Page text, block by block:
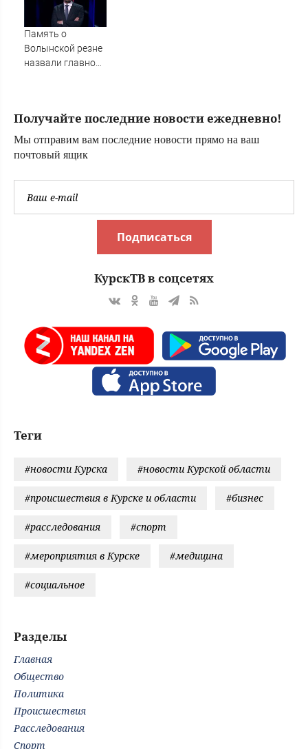
Память о
Волынской резне
назвали главной
Новости на
Получайте последние новости ежедневно!
Мы отправим вам последние новости прямо на ваш
почтовый ящик
Подписаться
КурскТВ в соцсетях
Теги
#новости Курска #новости Курской области
#происшествия в Курске и области #бизнес
#расследования #спорт
#мероприятия в Курске #медицина
#социальное
Разделы
Главная
Общество
Политика
Происшествия
Расследования
Спорт